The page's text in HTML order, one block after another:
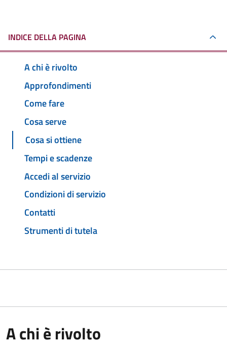
INDICE DELLA PAGINA
A chi è rivolto
Approfondimenti
Come fare
Cosa serve
Cosa si ottiene
Tempi e scadenze
Accedi al servizio
Condizioni di servizio
Contatti
Strumenti di tutela
A chi è rivolto